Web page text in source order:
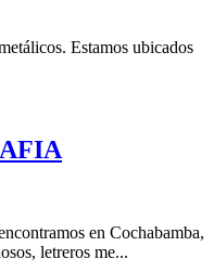
Estamos ubicados
en Cochabamba,
letreros me...